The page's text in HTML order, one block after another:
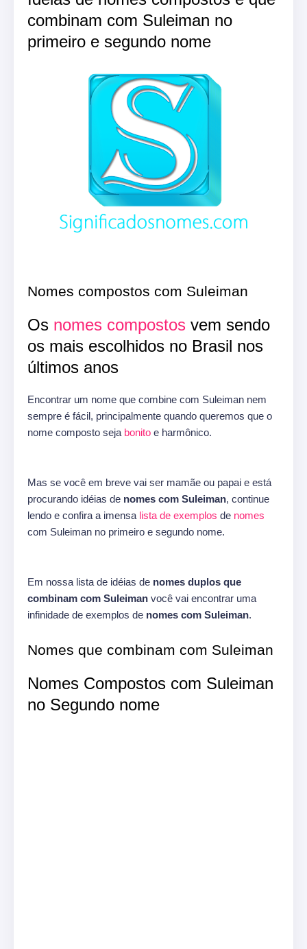
combinam com Suleiman no
primeiro e segundo nome
Nomes compostos com Suleiman
Os nomes compostos vem sendo
os mais escolhidos no Brasil nos
últimos anos
Encontrar um nome que combine com Suleiman nem
sempre é fácil, principalmente quando queremos que o
nome composto seja bonito e harmônico.
Mas se você em breve vai ser mamãe ou papai e está
procurando idéias de nomes com Suleiman, continue
lendo e confira a imensa lista de exemplos de nomes
com Suleiman no primeiro e segundo nome.
Em nossa lista de idéias de nomes duplos que
combinam com Suleiman você vai encontrar uma
infinidade de exemplos de nomes com Suleiman.
Nomes que combinam com Suleiman
Nomes Compostos com Suleiman
no Segundo nome